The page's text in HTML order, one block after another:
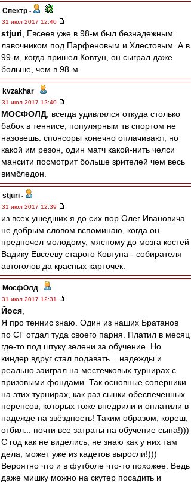
Спектр -
31 июл 2017 12:40
stjuri , Евсеев уже в 98-м был безнадежным
лавочником под Парфеновым и Хлестовым. А в
99-м, когда пришел Ковтун, он сыграл даже
больше, чем в 98-м.
kvzakhar -
31 июл 2017 12:40
МОСФОЛД , всегда удивлялся откуда столько
бабок в теннисе, популярным тв спортом не
назовешь. спонсоры конечно оплачивают, но
какой им резон, один матч какой-нить челси
мансити посмотрит больше зрителей чем весь
вимбледон.
stjuri -
31 июл 2017 12:39
из всех ушедших я до сих пор Олег Ивановича
не добрым словом вспоминаю, когда он
предпочел молодому, мясному до мозга костей
Вадику Евсееву старого Ковтуна - собирателя
автоголов да красных карточек.
МосфОлд -
31 июл 2017 12:31
Йося
Я про теннис знаю. Один из наших Братанов
по СГ отдал туда своего парня. Платил в месяц
где-то под штуку зелени за обучение. Но
киндер вдруг стал подавать... надежды и
реально заиграл на местечковых турнирах с
призовыми фондами. Так основные соперники
на этих турнирах, как раз сынки обеспеченных
перенсов, которых тоже внедрили и оплатили в
надежде на звёздность! Таким образом, кореш,
отбил... почти все затраты на обучение сына!)))
С год как не виделись, не знаю как у них там
дела, может уже из кадетов выросли!)))
Вероятно что и в футболе что-то похожее. Ведь
даже мишку можно на скутер посадить и